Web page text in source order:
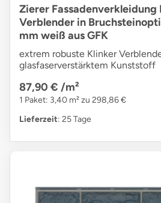
Zierer Fassadenverkleidung
Verblender in
mm weiß aus GFK
extrem robuste Klinker
glasfaserverstärktem Kunststoff
87,90 € /m²
1 Paket: 3,40 m² zu 298,86 €
Lieferzeit: 25 Tage